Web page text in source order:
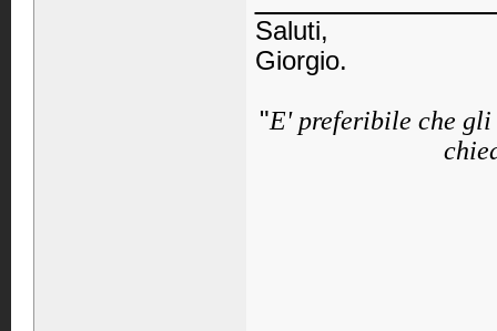
Saluti,
Giorgio.
"E' preferibile che